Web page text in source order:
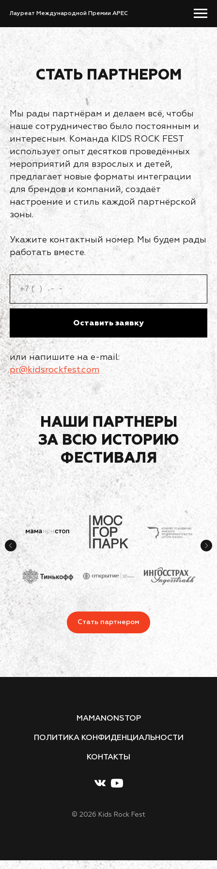
Лауреат Международной Премии APEC
СТАТЬ ПАРТНЕРОМ
Мы рады партнёрам и делаем всё, чтобы
наше сотрудничество было постоянным и
интересным. Команда KIDS ROCK FEST
использует опыт десятков проведённых
мероприятий для взрослых и детей,
предлагает новые форматы интеграции
для брендов и компаний, создаёт
настроение и стиль каждой партнёрской
зоны.
Укажите контактный номер. Мы будем рады
работать вместе.
Оставить заявку
или напишите на e-mail:
pr@kidsrockfest.com
НАШИ ПАРТНЕРЫ
ЗА ВСЮ ИСТОРИЮ
ФЕСТИВАЛЯ
Стать партнером
MAMANONSTOP
ПОЛИТИКА КОНФИДЕНЦИАЛЬНОСТИ
КОНТАКТЫ
© 2026 Kids Rock Fest